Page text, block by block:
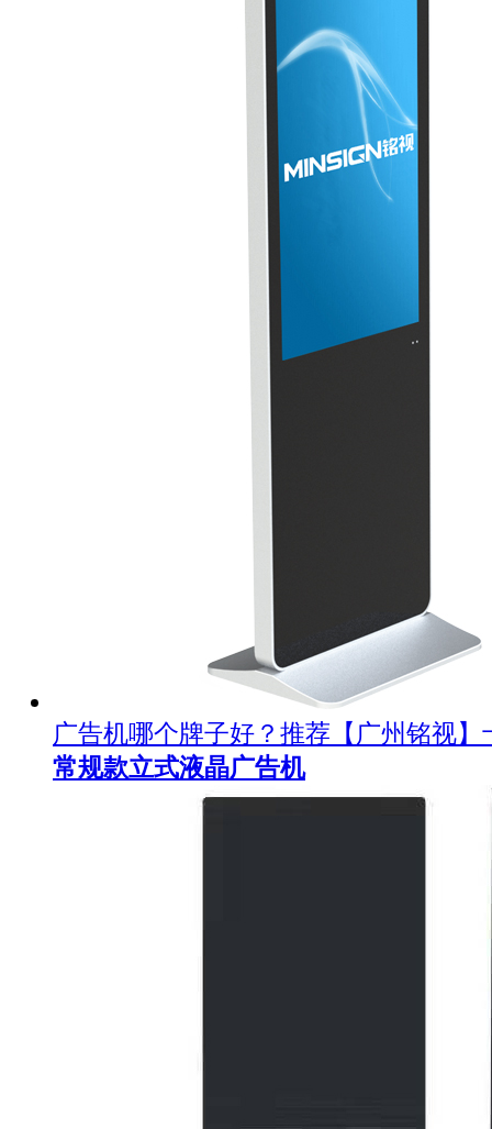
广告机哪个牌子好？推荐【广州铭视
常规款立式液晶广告机